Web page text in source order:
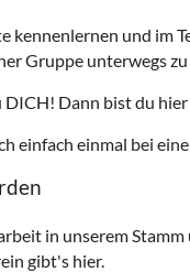
kennenlernen und im
Gruppe unterwegs
DICH! Dann bist du
einfach einmal bei
in unserem
gibt's hier.